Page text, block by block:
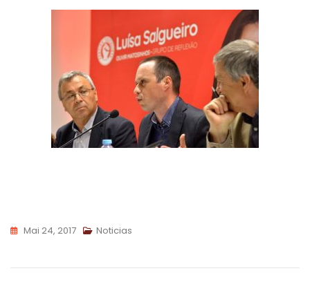
Mai 24, 2017 Noticias